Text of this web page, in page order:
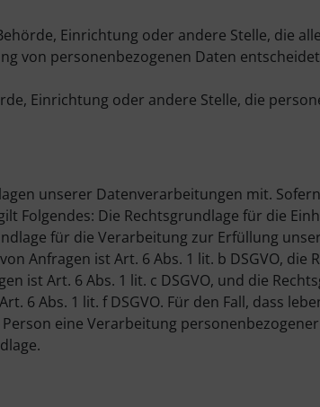
Einrichtung oder andere Stelle, die
von personenbezogenen Daten
Einrichtung oder andere Stelle, die
unserer Datenverarbeitungen mit.
Folgendes: Die Rechtsgrundlage für die
für die Verarbeitung zur Erfüllung
Anfragen ist Art. 6 Abs. 1 lit. b DSGVO, die
ist Art. 6 Abs. 1 lit. c DSGVO, und die
6 Abs. 1 lit. f DSGVO. Für den Fall, dass
eine Verarbeitung